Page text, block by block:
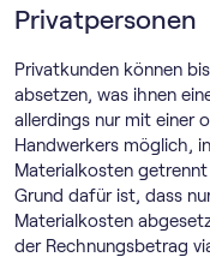
Privatpersonen
Privatkunden können
absetzen, was ihnen
allerdings nur mit einer
Handwerkers möglich,
Materialkosten
Grund dafür ist, dass
Materialkosten
der Rechnungsbetrag